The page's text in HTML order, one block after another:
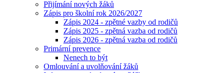
Přijímání nových žáků
Zápis pro školní rok 2026/2027
Zápis 2024 - zpětné vazby od rodičů
Zápis 2025 - zpětná vazba od rodičů
Zápis 2026 - zpětná vazba od rodičů
Primární prevence
Nenech to být
Omlouvání a uvolňování žáků